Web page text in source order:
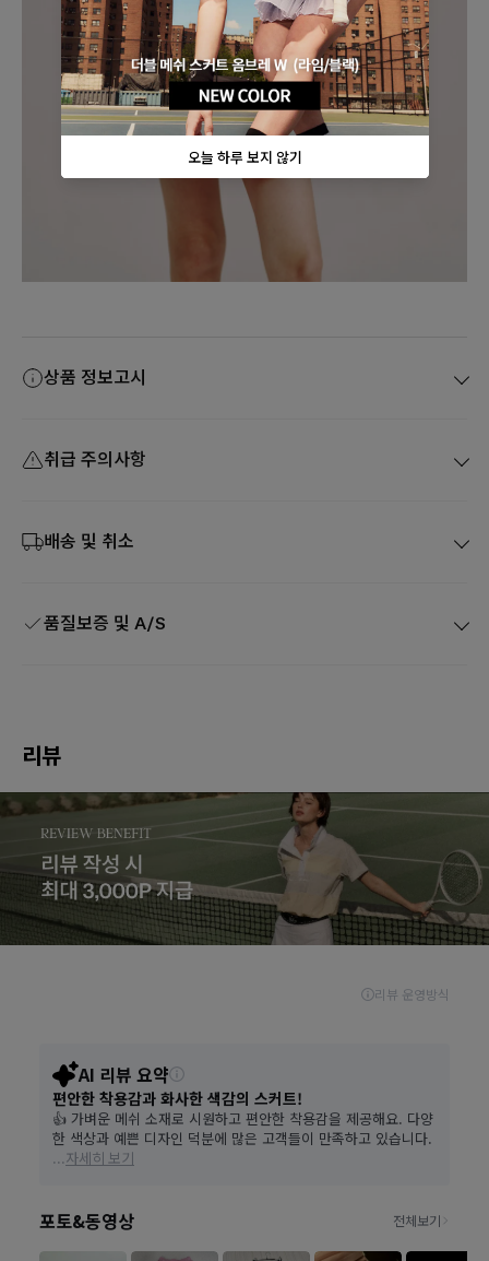
상품 정보고시
취급 주의사항
배송 및 취소
품질보증 및 A/S
리뷰